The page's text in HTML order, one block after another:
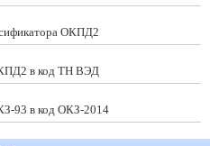
ОКПД2
в код ТН ВЭД
93 в код ОКЗ-2014